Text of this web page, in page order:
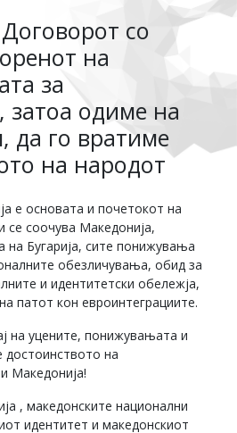
со
на
за
затоа одиме на
да го вратиме
на народот
е основата и почетокот на
се соочува Македонија,
Бугарија, сите понижувања
обезличувања, обид за
и идентитетски обележја,
патот кон евроинтеграциите.
на уцените, понижувањата и
достоинството на
Македонија!
, македонските национални
идентитет и македонскиот